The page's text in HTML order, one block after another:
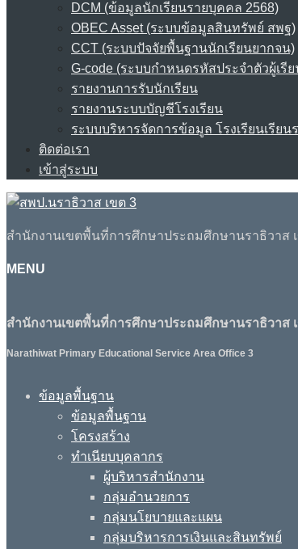
DCM (ข้อมูลนักเรียนรายบุคคล 2568)
OBEC Asset (ระบบข้อมูลสินทรัพย์ สพฐ)
CCT (ระบบปัจจัยพื้นฐานนักเรียนยากจน)
G-code (ระบบกำหนดรหัสประจำตัวผู้เรีย
รายงานการรับนักเรียน
รายงานระบบบัญชีโรงเรียน
ระบบบริหารจัดการข้อมูล โรงเรียนเรียน
ติดต่อเรา
เข้าสู่ระบบ
สำนักงานเขตพื้นที่การศึกษาประถมศึกษานราธิวาส
MENU
สำนักงานเขตพื้นที่การศึกษาประถมศึกษานราธิวาส
Narathiwat Primary Educational Service Area Office 3
ข้อมูลพื้นฐาน
ข้อมูลพื้นฐาน
โครงสร้าง
ทำเนียบบุคลากร
ผู้บริหารสำนักงาน
กลุ่มอำนวยการ
กลุ่มนโยบายและแผน
กลุ่มบริหารการเงินและสินทรัพย์